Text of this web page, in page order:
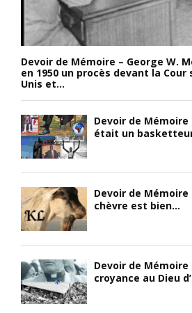
Devoir de Mémoire – George W.
en 1950 un procès devant la
Unis et...
Devoir de Mémoire
était un
Devoir de Mémoire
chèvre est bien...
Devoir de Mémoire
croyance au Dieu